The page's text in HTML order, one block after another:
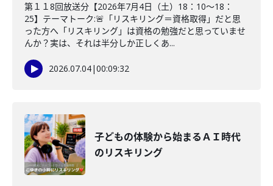
第１１8回放送分【2026年7月4日（土）18：10～18：
25】テーマトーク:🚨「リスキリング＝資格取得」だと思
った方へ「リスキリング」は資格の勉強だと思っていませ
んか？実は、それは半分しか正しくあ...
2026.07.04|00:09:32
子どもの体験から始まるＡＩ時代
のリスキリング